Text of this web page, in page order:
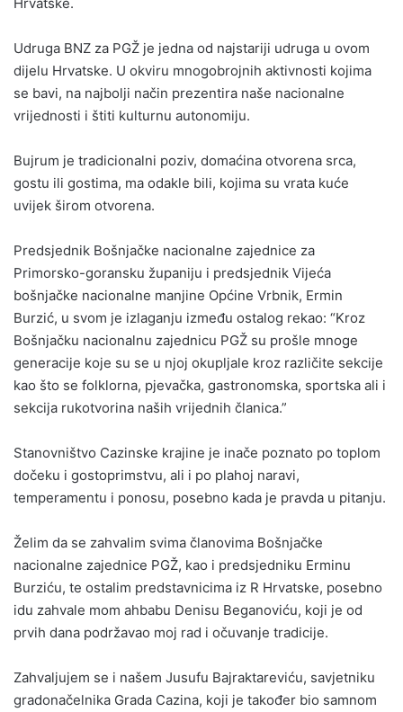
Udruga BNZ za PGŽ je jedna od najstariji udruga u ovom
dijelu Hrvatske. U okviru mnogobrojnih aktivnosti kojima
se bavi, na najbolji način prezentira naše nacionalne
vrijednosti i štiti kulturnu autonomiju.
Bujrum je tradicionalni poziv, domaćina otvorena srca,
gostu ili gostima, ma odakle bili, kojima su vrata kuće
uvijek širom otvorena.
Predsjednik Bošnjačke nacionalne zajednice za
Primorsko-goransku županiju i predsjednik Vijeća
bošnjačke nacionalne manjine Općine Vrbnik, Ermin
Burzić, u svom je izlaganju između ostalog rekao: “Kroz
Bošnjačku nacionalnu zajednicu PGŽ su prošle mnoge
generacije koje su se u njoj okupljale kroz različite sekcije
kao što se folklorna, pjevačka, gastronomska, sportska ali i
sekcija rukotvorina naših vrijednih članica.”
Stanovništvo Cazinske krajine je inače poznato po toplom
dočeku i gostoprimstvu, ali i po plahoj naravi,
temperamentu i ponosu, posebno kada je pravda u pitanju.
Želim da se zahvalim svima članovima Bošnjačke
nacionalne zajednice PGŽ, kao i predsjedniku Erminu
Burziću, te ostalim predstavnicima iz R Hrvatske, posebno
idu zahvale mom ahbabu Denisu Beganoviću, koji je od
prvih dana podržavao moj rad i očuvanje tradicije.
Zahvaljujem se i našem Jusufu Bajraktareviću, savjetniku
gradonačelnika Grada Cazina, koji je također bio samnom